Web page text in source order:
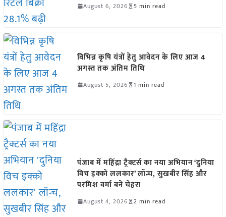
August 6, 2026 5 min read
विभिन्न कृषि यंत्रों हेतु आवेदन के लिए आज 4
अगस्त तक अंतिम तिथि
August 5, 2026 1 min read
पंजाब में महिंद्रा ट्रैक्टर्स का नया अभियान ‘दुनिया
विच इक्को ललकार’ लॉन्च, सुखबीर सिंह और
परमिश वर्मा बने चेहरा
August 4, 2026 2 min read